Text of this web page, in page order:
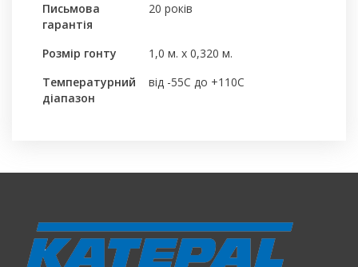
Письмова
гарантія
20 років
Розмір гонту
1,0 м. х 0,320 м.
Температурний
діапазон
від -55С до +110С